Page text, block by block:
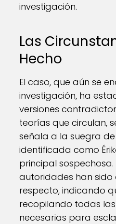
investigación.
Las
Hecho
El caso, que aún se
investigación, ha
versiones
teorías que circulan,
señala a la suegra
identificada como
principal
autoridades han sido
respecto, indicando
recopilando todas
necesarias para